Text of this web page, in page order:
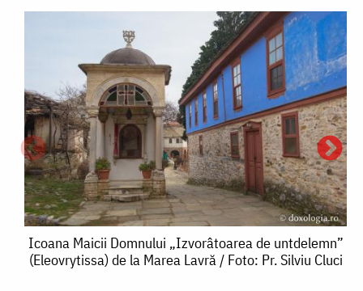
Icoana
Maicii
Icoana Maicii Domnului „Izvorâtoarea de untdelemn”
(Eleovrytissa) de la Marea Lavră / Foto: Pr. Silviu Cluci